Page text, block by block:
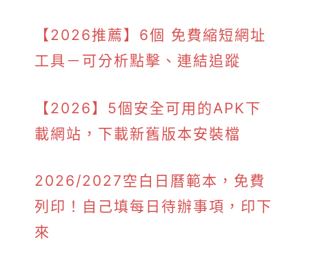
【2026推薦】6個 免費縮短網址
工具－可分析點擊、連結追蹤
【2026】5個安全可用的APK下
載網站，下載新舊版本安裝檔
2026/2027空白日曆範本，免費
列印！自己填每日待辦事項，印下
來